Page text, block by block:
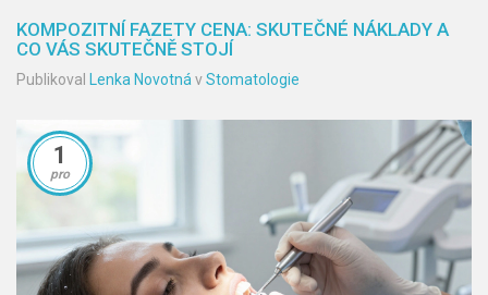
KOMPOZITNÍ FAZETY CENA: SKUTEČNÉ NÁKLADY A
CO VÁS SKUTEČNĚ STOJÍ
Publikoval Lenka Novotná vStomatologie
1
pro